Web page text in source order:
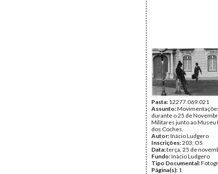
Pasta: 12277.069.021
Assunto:
durante o 25 de
Militares junto ao Museu
dos Coches.
Autor:Inácio Ludgero
Inscrições:203; OS
Data:terça, 25 de
Fundo:Inácio Ludgero
Tipo Documental:
Página(s): 1